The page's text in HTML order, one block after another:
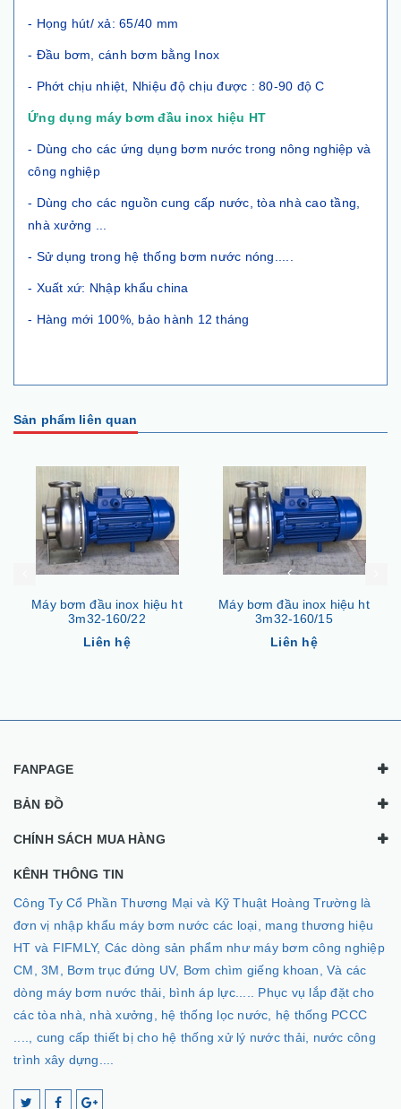
- Họng hút/ xả: 65/40 mm
- Đầu bơm, cánh bơm bằng Inox
- Phớt chịu nhiệt, Nhiệu độ chịu được : 80-90 độ C
Ứng dụng máy bơm đầu inox hiệu HT
- Dùng cho các ứng dụng bơm nước trong nông nghiệp và
công nghiệp
- Dùng cho các nguồn cung cấp nước, tòa nhà cao tầng,
nhà xưởng ...
- Sử dụng trong hệ thống bơm nước nóng.....
- Xuất xứ: Nhập khẩu china
- Hàng mới 100%, bảo hành 12 tháng
Sản phẩm liên quan
Máy bơm đầu inox hiệu ht
3m32-160/22
Liên hệ
Máy bơm đầu inox hiệu ht
3m32-160/15
Liên hệ
FANPAGE
BẢN ĐỒ
CHÍNH SÁCH MUA HÀNG
KÊNH THÔNG TIN
Công Ty Cổ Phần Thương Mại và Kỹ Thuật Hoàng Trường là
đơn vị nhập khẩu máy bơm nước các loại, mang thương hiệu
HT và FIFMLY, Các dòng sản phẩm như máy bơm công nghiệp
CM, 3M, Bơm trục đứng UV, Bơm chìm giếng khoan, Và các
dòng máy bơm nước thải, bình áp lực..... Phục vụ lắp đặt cho
các tòa nhà, nhà xưởng, hệ thống lọc nước, hệ thống PCCC
...., cung cấp thiết bị cho hệ thống xử lý nước thải, nước công
trình xây dựng....